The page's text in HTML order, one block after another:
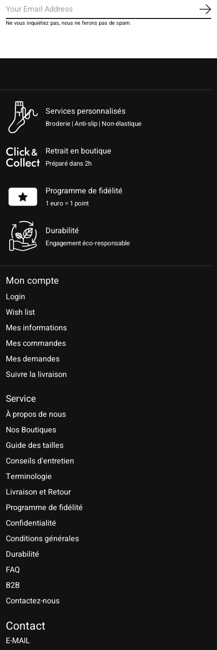
Ne vous inquiétez pas, nous ne ferons pas de spam.
Services personnalisés
Broderie | Anti-slip | Non-élastique
Retrait en boutique
Préparé dans 2h
Programme de fidélité
1 euro = 1 point
Durabilité
Engagement éco-responsable
Mon compte
Login
Wish list
Mes informations
Mes commandes
Mes demandes
Suivre la livraison
Service
À propos de nous
Nos Boutiques
Guide des tailles
Conseils d'entretien
Terminologie
Livraison et Retour
Programme de fidélité
Confidentialité
Conditions générales
Durabilité
FAQ
B2B
Contactez-nous
Contact
E-MAIL